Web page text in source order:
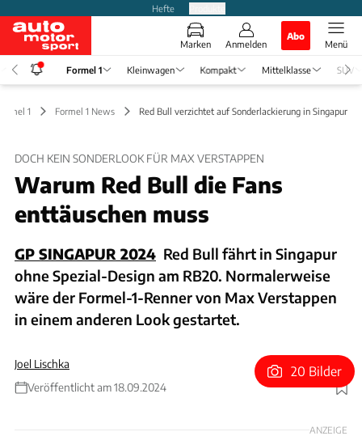
Hefte
Marken Anmelden
Abo
Menü
Formel 1 Kleinwagen Kompakt Mittelklasse SUV
1 Formel 1 News Red Bull verzichtet auf Sonderlackierung in Singapur
DOCH KEIN SONDERLOOK FÜR MAX VERSTAPPEN
Warum Red Bull die Fans
enttäuschen muss
GP SINGAPUR 2024 Red Bull fährt in Singapur
ohne Spezial-Design am RB20. Normalerweise
wäre der Formel-1-Renner von Max Verstappen
in einem anderen Look gestartet.
Joel Lischka
Veröffentlicht am 18.09.2024
Foto: Red Bull
20 Bilder
ANZEIGE